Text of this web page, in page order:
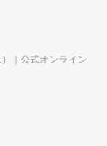
｜公式オンライン